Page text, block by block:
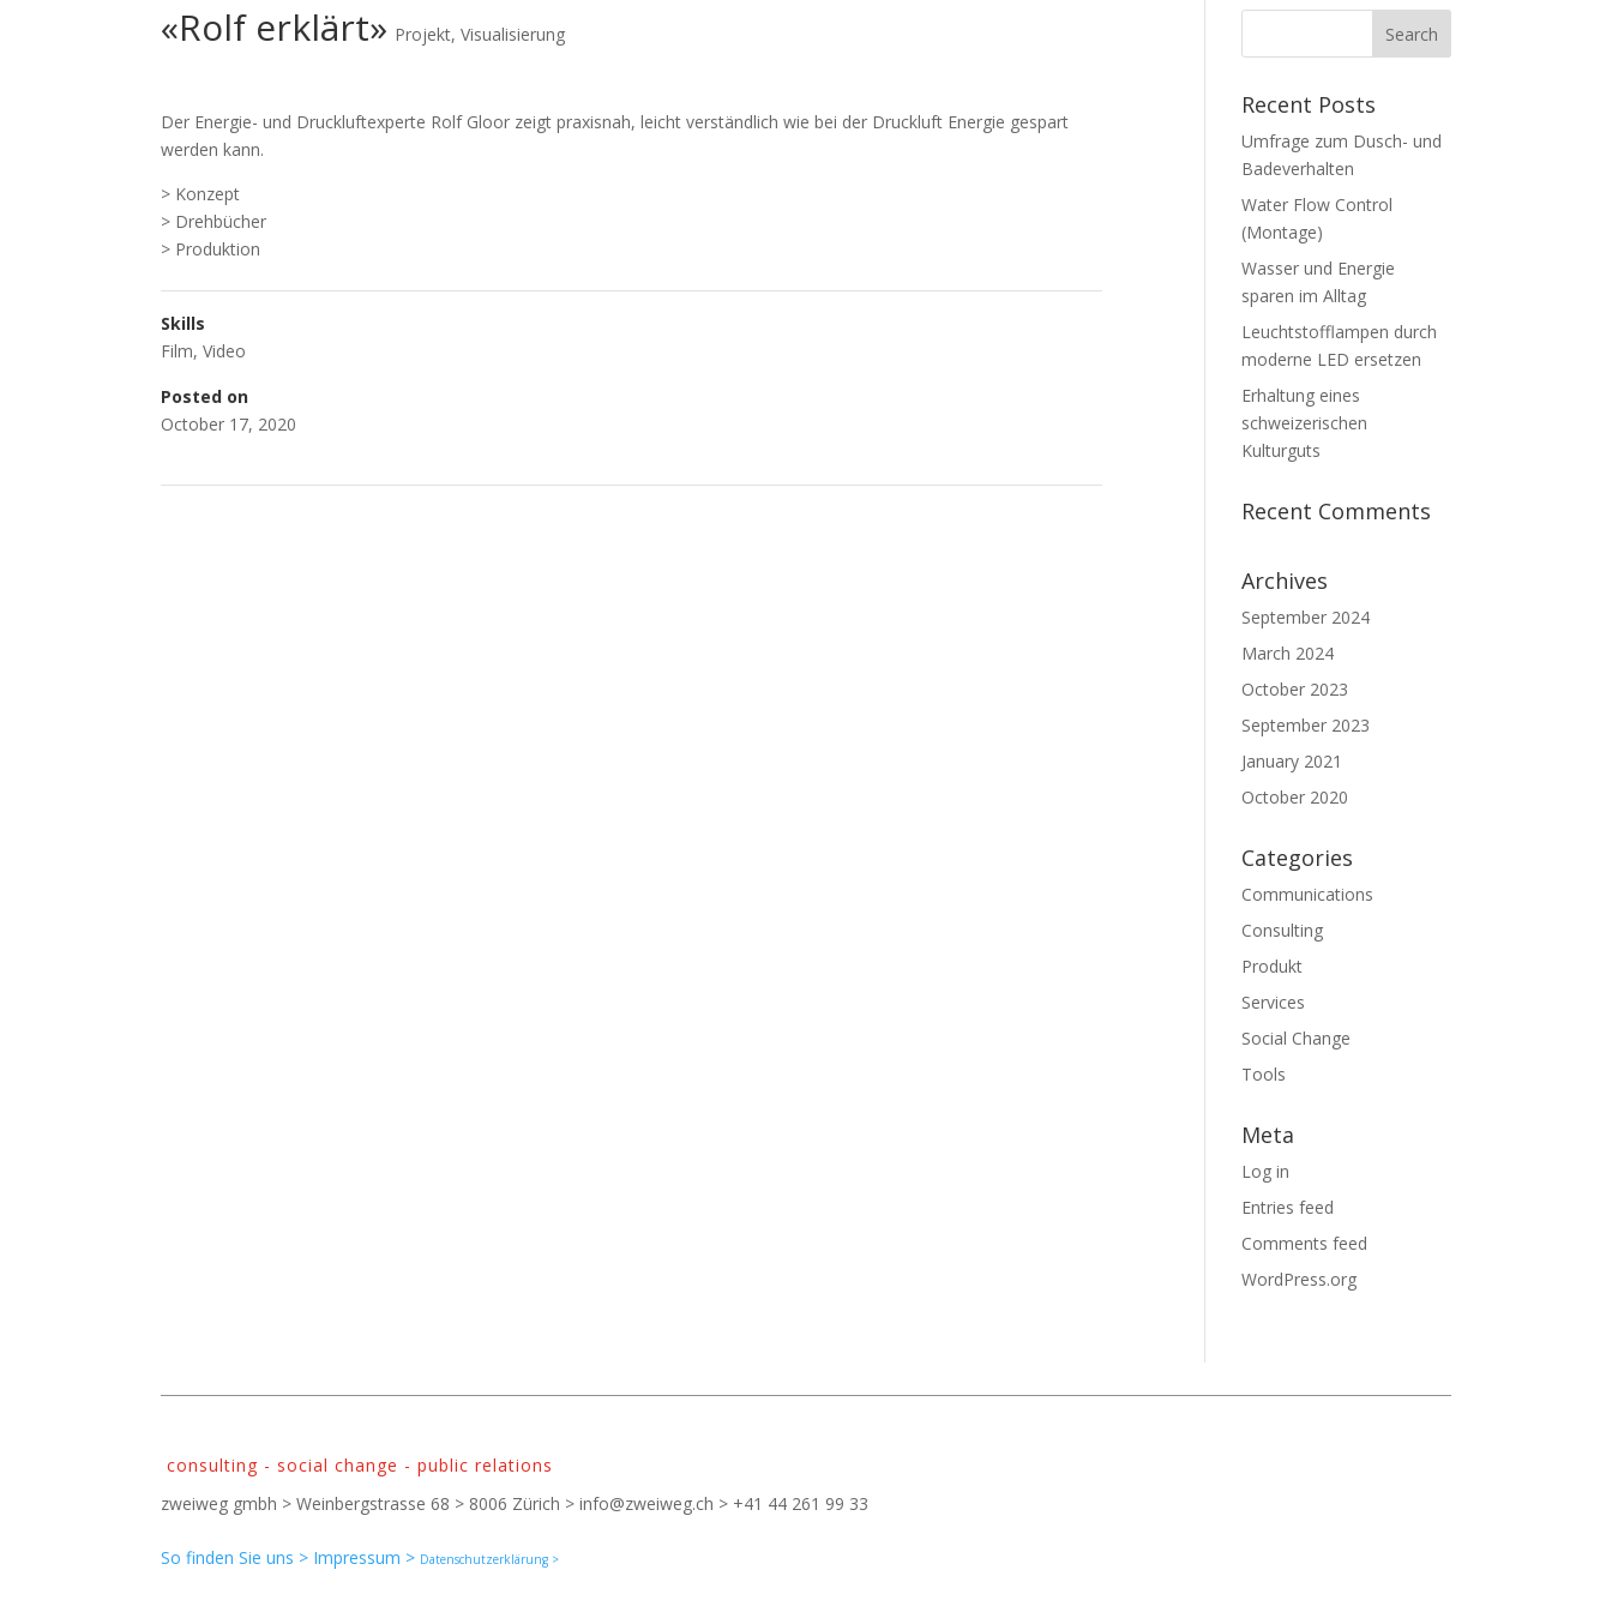
«Rolf erklärt» Projekt,Visualisierung
Der Energie- und Druckluftexperte Rolf Gloor zeigt praxisnah, leicht verständlich wie bei der Druckluft Energie gespart
werden kann.
> Konzept
> Drehbücher
> Produktion
Skills
Film,Video
Posted on
October 17, 2020
Recent Posts
Umfrage zum Dusch- und
Badeverhalten
Water Flow Control
(Montage)
Wasser und Energie
sparen im Alltag
Leuchtstofflampen durch
moderne LED ersetzen
Erhaltung eines
schweizerischen
Kulturguts
Recent Comments
Archives
September 2024
March 2024
October 2023
September 2023
January 2021
October 2020
Categories
Communications
Consulting
Produkt
Services
Social Change
Tools
Meta
Log in
Entries feed
Comments feed
WordPress.org
consulting - social change - public relations
zweiweg gmbh > Weinbergstrasse 68 > 8006 Zürich > info@zweiweg.ch > +41 44 261 99 33
So finden Sie uns > Impressum > Datenschutzerklärung >